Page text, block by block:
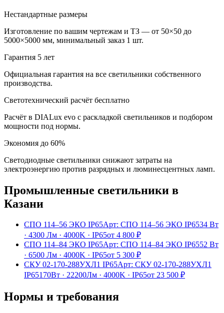
Нестандартные размеры
Изготовление по вашим чертежам и ТЗ — от 50×50 до
5000×5000 мм, минимальный заказ 1 шт.
Гарантия 5 лет
Официальная гарантия на все светильники собственного
производства.
Светотехнический расчёт бесплатно
Расчёт в DIALux evo с раскладкой светильников и подбором
мощности под нормы.
Экономия до 60%
Светодиодные светильники снижают затраты на
электроэнергию против разрядных и люминесцентных ламп.
Промышленные светильники в
Казани
СПО 114–56 ЭКО IP65Арт: СПО 114–56 ЭКО IP6534 Вт
· 4300 Лм · 4000K · IP65от 4 800 ₽
СПО 114–84 ЭКО IP65Арт: СПО 114–84 ЭКО IP6552 Вт
· 6500 Лм · 4000K · IP65от 5 300 ₽
СКУ 02-170-288УХЛ1 IP65Арт: СКУ 02-170-288УХЛ1
IP65170Вт · 22200Лм · 4000K · IP65от 23 500 ₽
Нормы и требования